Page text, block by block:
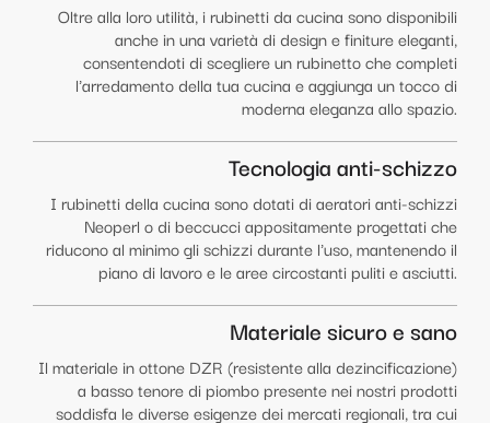
Oltre alla loro utilità, i rubinetti da cucina sono disponibili
anche in una varietà di design e finiture eleganti,
consentendoti di scegliere un rubinetto che completi
l'arredamento della tua cucina e aggiunga un tocco di
moderna eleganza allo spazio.
Tecnologia anti-schizzo
I rubinetti della cucina sono dotati di aeratori anti-schizzi
Neoperl o di beccucci appositamente progettati che
riducono al minimo gli schizzi durante l'uso, mantenendo il
piano di lavoro e le aree circostanti puliti e asciutti.
Materiale sicuro e sano
Il materiale in ottone DZR (resistente alla dezincificazione)
a basso tenore di piombo presente nei nostri prodotti
soddisfa le diverse esigenze dei mercati regionali, tra cui